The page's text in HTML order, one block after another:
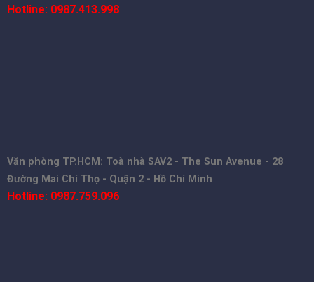
Hotline: 0987.413.998
Văn phòng TP.HCM: Toà nhà SAV2 - The Sun Avenue - 28
Đường Mai Chí Thọ - Quận 2 - Hồ Chí Minh
Hotline: 0987.759.096